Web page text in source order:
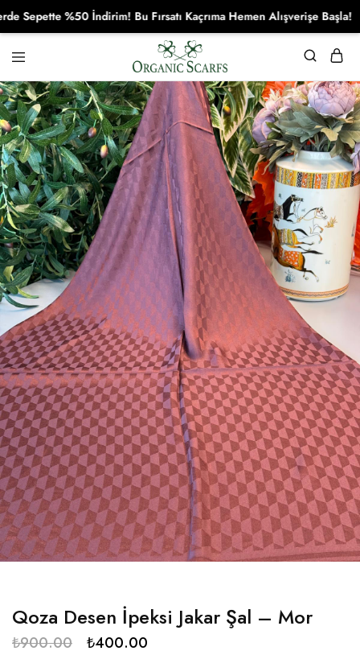
Organikscarf
Qoza Desen İpeksi Jakar Şal – Mor
₺900.00 ₺400.00
%50 İndirim! Bu Fırsatı Kaçrıma Hemen Alışverişe Başla!